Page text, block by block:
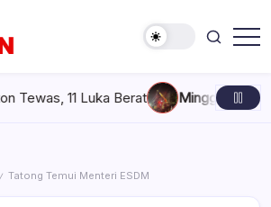
11 Luka Berat Minggu, Agustus 9,
/ Tatong Temui Menteri ESDM